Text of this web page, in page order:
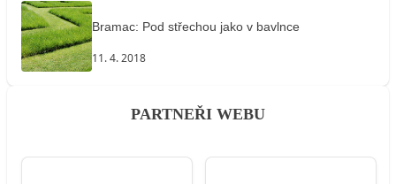
Bramac: Pod střechou jako v bavlnce
11. 4. 2018
PARTNEŘI WEBU